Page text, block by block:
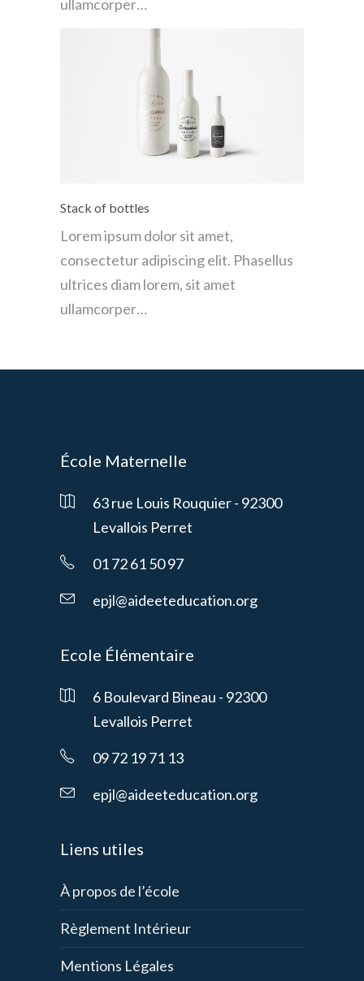
ullamcorper…
Stack of bottles
Lorem ipsum dolor sit amet,
consectetur adipiscing elit. Phasellus
ultrices diam lorem, sit amet
ullamcorper…
École Maternelle
63 rue Louis Rouquier - 92300
Levallois Perret
01 72 61 50 97
epjl@aideeteducation.org
Ecole Élémentaire
6 Boulevard Bineau - 92300
Levallois Perret
09 72 19 71 13
epjl@aideeteducation.org
Liens utiles
À propos de l’école
Règlement Intérieur
Mentions Légales